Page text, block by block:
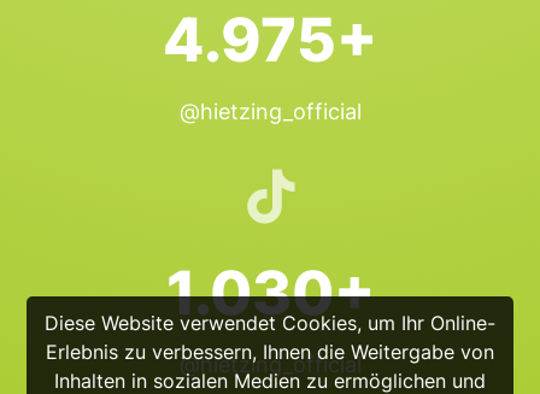
Diese Website verwendet Cookies, um Ihr Online-
Erlebnis zu verbessern, Ihnen die Weitergabe von
Inhalten in sozialen Medien zu ermöglichen und
4.975+
@hietzing_official
1.030+
@hietzing_official